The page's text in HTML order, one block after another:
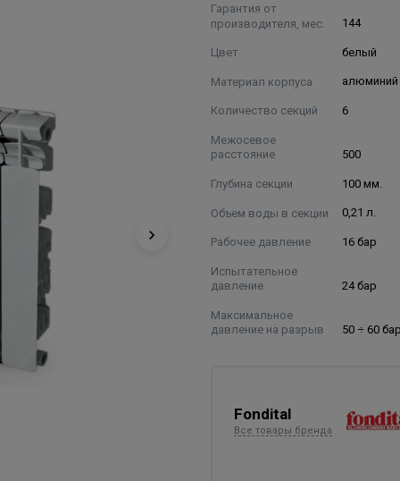
Гарантия от
производителя, мес.
144
Цвет белый
Материал корпуса алюминий
Количество секций 6
Межосевое
расстояние
500
Глубина секции 100 мм.
Объем воды в секции 0,21 л.
Рабочее давление 16 бар
Испытательное
давление
24 бар
Максимальное
давление на разрыв
50 ÷ 60
Fondital
Все товары бренда